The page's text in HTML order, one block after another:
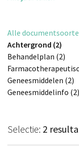
Alle
Achtergrond (2)
Behandelplan (2)
Geneesmiddelen (2)
Geneesmiddelinfo (2)
Selectie: 2